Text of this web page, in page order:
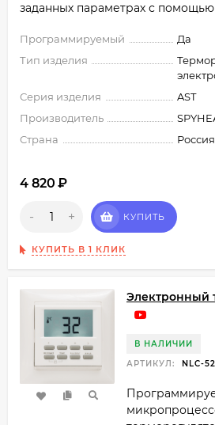
заданных параметрах с
Программируемый
Да
Тип изделия
Серия изделия
AST
Производитель
Страна
Россия
4 820 ₽
- + КУПИТЬ
КУПИТЬ В 1 КЛИК
Электронный
В НАЛИЧИИ
АРТИКУЛ:
NLC-